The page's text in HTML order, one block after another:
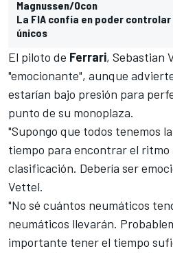
Magnussen/Ocon
La FIA confía en poder
únicos
El piloto de Ferrari, Sebastian
"emocionante", aunque
estarían bajo presión para
punto de su monoplaza.
"Supongo que todos tenemos
tiempo para encontrar el ritmo
clasificación. Debería ser
Vettel.
"No sé cuántos neumáticos
neumáticos llevarán.
importante tener el tiempo